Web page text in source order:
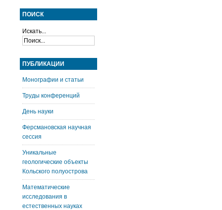
ПОИСК
Искать...
ПУБЛИКАЦИИ
Монографии и статьи
Труды конференций
День науки
Ферсмановская научная
сессия
Уникальные
геологические объекты
Кольского полуострова
Математические
исследования в
естественных науках